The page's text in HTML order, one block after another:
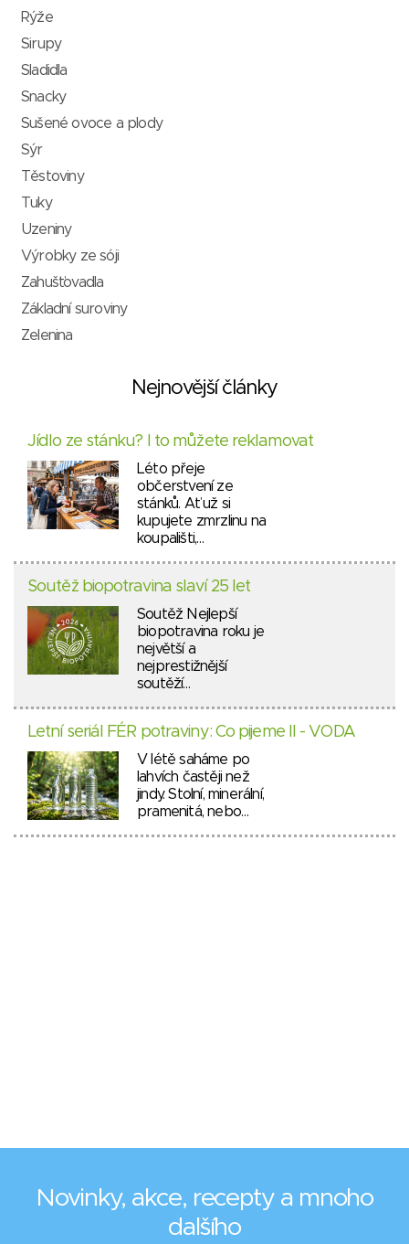
Rýže
Sirupy
Sladidla
Snacky
Sušené ovoce a plody
Sýr
Těstoviny
Tuky
Uzeniny
Výrobky ze sóji
Zahušťovadla
Základní suroviny
Zelenina
Nejnovější články
Jídlo ze stánku? I to můžete reklamovat
Léto přeje
občerstvení ze
stánků. Ať už si
kupujete zmrzlinu na
koupališti,…
Soutěž biopotravina slaví 25 let
Soutěž Nejlepší
biopotravina roku je
největší a
nejprestižnější
soutěží…
Letní seriál FÉR potraviny: Co pijeme II - VODA
V létě saháme po
lahvích častěji než
jindy. Stolní, minerální,
pramenitá, nebo…
Novinky, akce, recepty a mnoho
dalšího